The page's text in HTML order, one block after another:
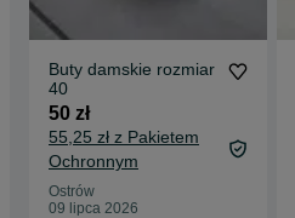
Buty damskie rozmiar
40
50 zł
55,25 zł z Pakietem
Ochronnym
Ostrów
09 lipca 2026